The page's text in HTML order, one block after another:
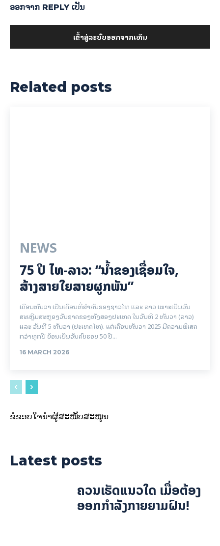
ອອກ​ຈາກ REPLY ເປັນ
ເຂົ້າ​ສູ່​ລະ​ບົບ​ອອກ​ຈາກ​ເຫັນ
Related posts
NEWS
75 ປີ ​ໄທ-ລາວ: “​ນ້ຳ​ຂອງ​ເຊື່ອມ​​ໃຈ,
ສ້າງສາຍໃຍ​ສາຍຜູກພັນ”
ເດືອນທັນວາ ເປັນເດືອນທີ່ສຳຄັນຂອງຊາວໄທ ແລະ ລາວ ເພາະເປັນວັນ
ສະເຫຼີມສະຫຼອງວັນຊາດຂອງທັງສອງປະເທດ ໃນວັນທີ 2 ທັນວາ (ລາວ)
ແລະ ວັນທີ 5 ທັນວາ (ປະເທດໄທ). ແຕ່ເດືອນທັນວາ 2025 ມີຄວາມພິເສດ
ກວ່າທຸກປີ ຍ້ອນເປັນວັນຄົບຮອບ 50 ປີ...
16 MARCH 2026
ຂໍຂອບໃຈນຳຜູ້ສະໜັບສະໜູນ
Latest posts
ຄວນເຮັດແນວໃດ ເມື່ອຕ້ອງ
ອອກກຳລັງກາຍຍາມຝົນ!